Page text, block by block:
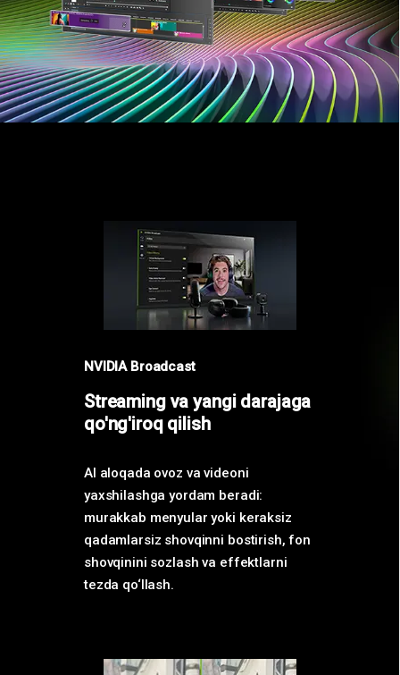
NVIDIA Broadcast
Streaming va yangi darajaga
qo'ng'iroq qilish
AI aloqada ovoz va videoni
yaxshilashga yordam beradi:
murakkab menyular yoki keraksiz
qadamlarsiz shovqinni bostirish, fon
shovqinini sozlash va effektlarni
tezda qo‘llash.